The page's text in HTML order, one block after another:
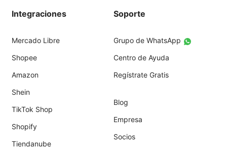
Integraciones
Mercado Libre
Shopee
Amazon
Shein
TikTok Shop
Shopify
Tiendanube
Soporte
Grupo de WhatsApp
Centro de Ayuda
Regístrate Gratis
Blog
Empresa
Socios